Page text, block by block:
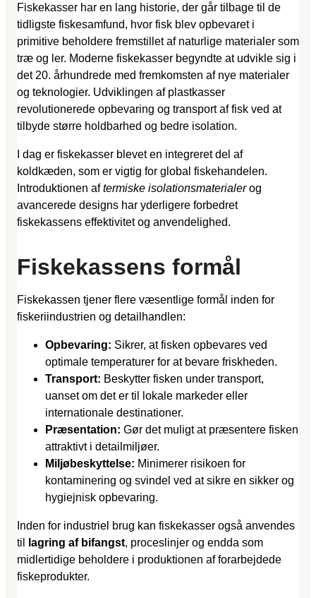
Fiskekasser har en lang historie, der går tilbage til de
tidligste fiskesamfund, hvor fisk blev opbevaret i
primitive beholdere fremstillet af naturlige materialer som
træ og ler. Moderne fiskekasser begyndte at udvikle sig i
det 20. århundrede med fremkomsten af nye materialer
og teknologier. Udviklingen af plastkasser
revolutionerede opbevaring og transport af fisk ved at
tilbyde større holdbarhed og bedre isolation.
I dag er fiskekasser blevet en integreret del af
koldkæden, som er vigtig for global fiskehandelen.
Introduktionen aftermiske isolationsmaterialerog
avancerede designs har yderligere forbedret
fiskekassens effektivitet og anvendelighed.
Fiskekassens formål
Fiskekassen tjener flere væsentlige formål inden for
fiskeriindustrien og detailhandlen:
Opbevaring: Sikrer, at fisken opbevares ved
optimale temperaturer for at bevare friskheden.
Transport: Beskytter fisken under transport,
uanset om det er til lokale markeder eller
internationale destinationer.
Præsentation: Gør det muligt at præsentere fisken
attraktivt i detailmiljøer.
Miljøbeskyttelse: Minimerer risikoen for
kontaminering og svindel ved at sikre en sikker og
hygiejnisk opbevaring.
Inden for industriel brug kan fiskekasser også anvendes
til
lagring af bifangst, proceslinjer og endda som
midlertidige beholdere i produktionen af forarbejdede
fiskeprodukter.